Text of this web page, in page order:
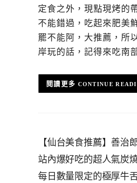
定食之外，現點現烤的
不能錯過，吃起來肥美
罷不能阿，大推薦，所
岸玩的話，記得來吃南
CONTINUE
【仙台美食推薦】善治
站內爆好吃的超人氣炭
每日數量限定的極厚牛